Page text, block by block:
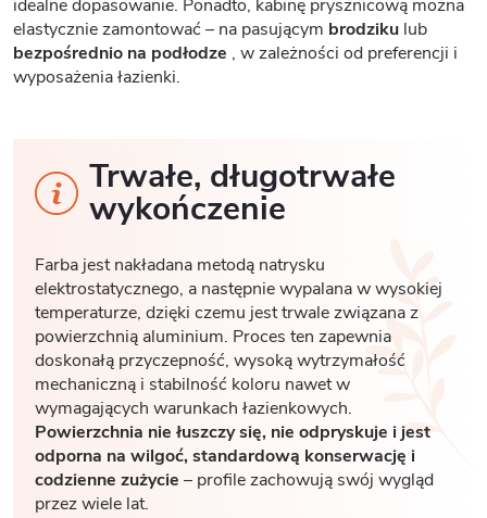
idealne dopasowanie. Ponadto, kabinę prysznicową można
elastycznie zamontować – na pasującym brodziku lub
bezpośrednio na podłodze , w zależności od preferencji i
wyposażenia łazienki.
Trwałe, długotrwałe
wykończenie
Farba jest nakładana metodą natrysku
elektrostatycznego, a następnie wypalana w wysokiej
temperaturze, dzięki czemu jest trwale związana z
powierzchnią aluminium. Proces ten zapewnia
doskonałą przyczepność, wysoką wytrzymałość
mechaniczną i stabilność koloru nawet w
wymagających warunkach łazienkowych.
Powierzchnia nie łuszczy się, nie odpryskuje i jest
odporna na wilgoć, standardową konserwację i
codzienne zużycie – profile zachowują swój wygląd
przez wiele lat.